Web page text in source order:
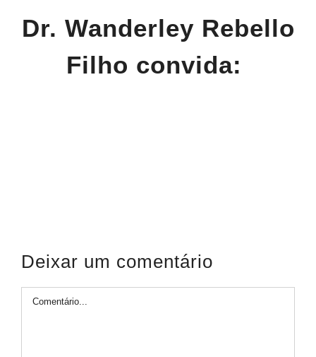
Dr. Wanderley Rebello
Filho convida:
Deixar um comentário
Comentário